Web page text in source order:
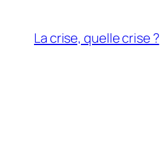
contenu
La crise, quelle crise ?